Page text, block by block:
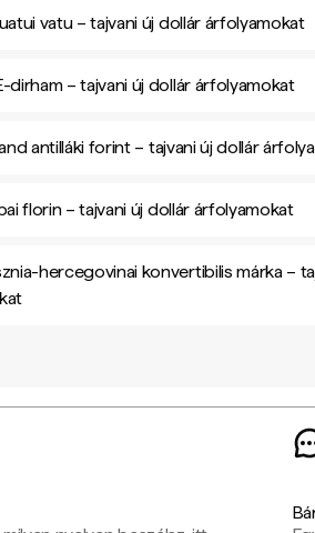
vatu – tajvani új dollár árfolyamokat
dirham – tajvani új dollár árfolyamokat
antilláki forint – tajvani új dollár
florin – tajvani új dollár árfolyamokat
hercegovinai konvertibilis márka –